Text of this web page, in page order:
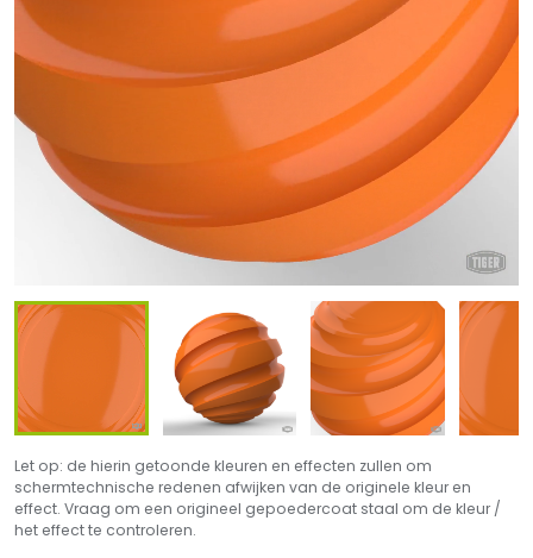
Let op: de hierin getoonde kleuren en effecten zullen om
schermtechnische redenen afwijken van de originele kleur en
effect. Vraag om een origineel gepoedercoat staal om de kleur /
het effect te controleren.